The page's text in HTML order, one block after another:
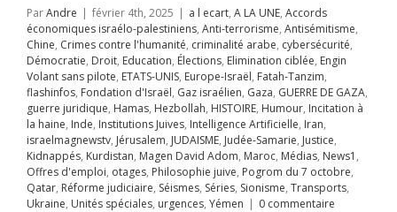
Justice
Kurdistan
Adom Maroc
News1 Offres
otages
juive Pogrom
Qatar
judiciaire
Séries Sionisme
Ukraine Unités
urgences Yémen
ParAndre | février 4th, 2025 | a l ecart, A LA UNE, Accords
économiques israélo-palestiniens, Anti-terrorisme, Antisémitisme,
Chine, Crimes contre l'humanité, criminalité arabe, cybersécurité,
Démocratie, Droit, Education, Élections, Elimination ciblée, Engin
Volant sans pilote, ETATS-UNIS, Europe-Israël, Fatah-Tanzim,
flashinfos, Fondation d'Israël, Gaz israélien, Gaza, GUERRE DE GAZA,
guerre juridique, Hamas, Hezbollah, HISTOIRE, Humour, Incitation à
la haine, Inde, Institutions Juives, Intelligence Artificielle, Iran,
israelmagnewstv, Jérusalem, JUDAISME, Judée-Samarie, Justice,
Kidnappés, Kurdistan, Magen David Adom, Maroc, Médias, News1 ,
Offres d'emploi, otages, Philosophie juive, Pogrom du 7 octobre,
Qatar, Réforme judiciaire, Séismes, Séries, Sionisme, Transports,
Ukraine, Unités spéciales, urgences, Yémen | 0 commentaire